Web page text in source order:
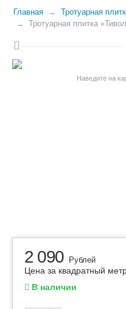
Главная Тротуарная
Тротуарная плитка
Наведите на
2 090 Рублей
Цена за квадратный
В наличии